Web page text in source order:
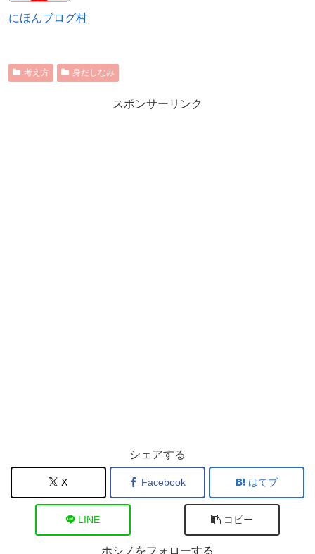
にほんブログ村
考え方 身だしなみ
スポンサーリンク
シェアする
X Facebook はてブ
LINE コピー
ホシノをフォローする